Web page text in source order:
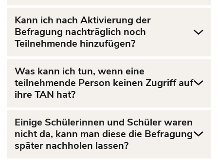
Kann ich nach Aktivierung der
Befragung nachträglich noch
Teilnehmende hinzufügen?
Was kann ich tun, wenn eine
teilnehmende Person keinen Zugriff auf
ihre TAN hat?
Einige Schülerinnen und Schüler waren
nicht da, kann man diese die Befragung
später nachholen lassen?